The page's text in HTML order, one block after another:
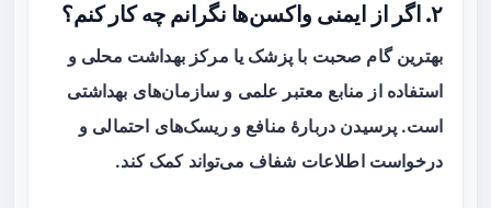
۲. اگر از ایمنی واکسن‌ها نگرانم چه کار کنم؟
بهترین گام صحبت با پزشک یا مرکز بهداشت محلی و
استفاده از منابع معتبر علمی و سازمان‌های بهداشتی
است. پرسیدن دربارهٔ منافع و ریسک‌های احتمالی و
درخواست اطلاعات شفاف می‌تواند کمک کند.